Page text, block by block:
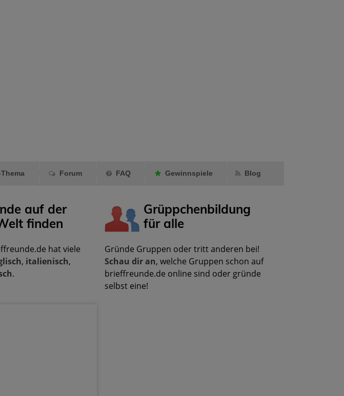
Forum FAQ Gewinnspiele Blog
auf der
finden
hat viele
, italienisch,
.
Grüppchenbildung
für alle
Gründe Gruppen oder tritt anderen bei!
Schau dir an, welche Gruppen schon auf
brieffreunde.de online sind oder gründe
selbst eine!